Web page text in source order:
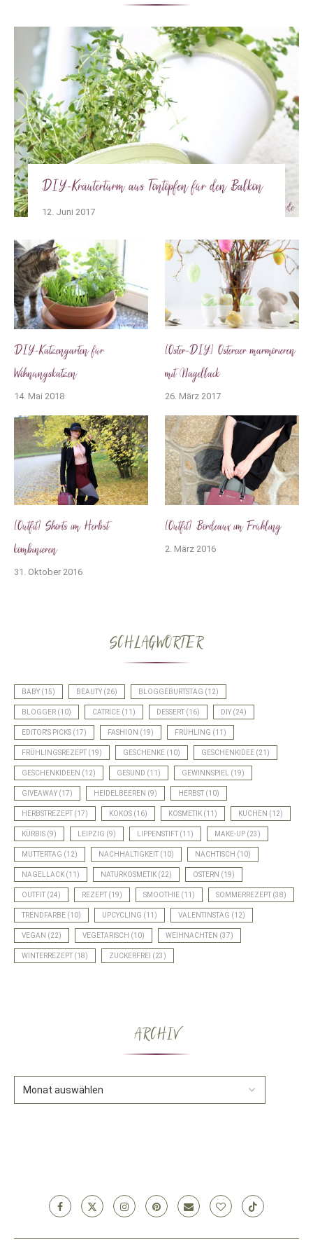
DIY-Kräuterturm aus Tontöpfen für den Balkon
12. Juni 2017
DIY-Katzengarten für
Wohnungskatzen
14. Mai 2018
[Oster-DIY] Ostereier marmorieren
mit Nagellack
26. März 2017
[Outfit] Shorts im Herbst
kombinieren
31. Oktober 2016
[Outfit] Bordeaux im Frühling
2. März 2016
SCHLAGWÖRTER
BABY (15) BEAUTY (26) BLOGGEBURTSTAG (12)
BLOGGER (10) CATRICE (11) DESSERT (16) DIY (24)
EDITOR'S PICKS (17) FASHION (19) FRÜHLING (11)
FRÜHLINGSREZEPT (19) GESCHENKE (10) GESCHENKIDEE (21)
GESCHENKIDEEN (12) GESUND (11) GEWINNSPIEL (19)
GIVEAWAY (17) HEIDELBEEREN (9) HERBST (10)
HERBSTREZEPT (17) KOKOS (16) KOSMETIK (11) KUCHEN (12)
KÜRBIS (9) LEIPZIG (9) LIPPENSTIFT (11) MAKE-UP (23)
MUTTERTAG (12) NACHHALTIGKEIT (10) NACHTISCH (10)
NAGELLACK (11) NATURKOSMETIK (22) OSTERN (19)
OUTFIT (24) REZEPT (19) SMOOTHIE (11) SOMMERREZEPT (38)
TRENDFARBE (10) UPCYCLING (11) VALENTINSTAG (12)
VEGAN (22) VEGETARISCH (10) WEIHNACHTEN (37)
WINTERREZEPT (18) ZUCKERFREI (23)
ARCHIV